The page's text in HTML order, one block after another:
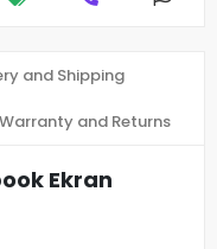
and Shipping
Warranty and Returns
Ekran